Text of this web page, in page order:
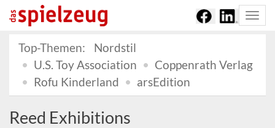
Top-Themen:
Nordstil
U.S. Toy Association
Coppenrath Verlag
Rofu Kinderland
arsEdition
Reed Exhibitions